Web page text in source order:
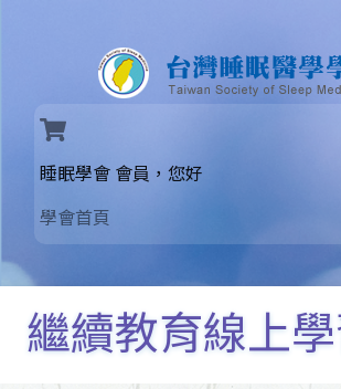
睡眠學會 會員，您好
學會首頁
繼續教育線上